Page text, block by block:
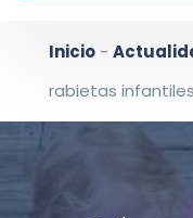
Inicio-
rabietas